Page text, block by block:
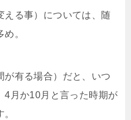
える事）については、随
。
が有る場合）だと、いつ
4月か10月と言った時期が